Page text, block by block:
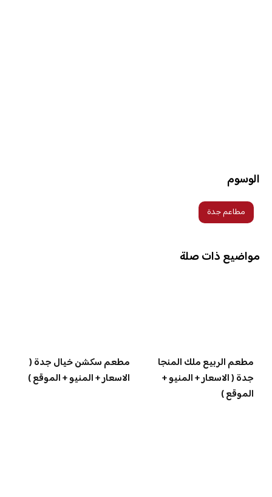
الوسوم
مطاعم جدة
مواضيع ذات صلة
مطعم الربيع ملك المنجا
جدة ( الاسعار + المنيو +
الموقع )
مطعم سكشن خيال جدة (
الاسعار + المنيو + الموقع )